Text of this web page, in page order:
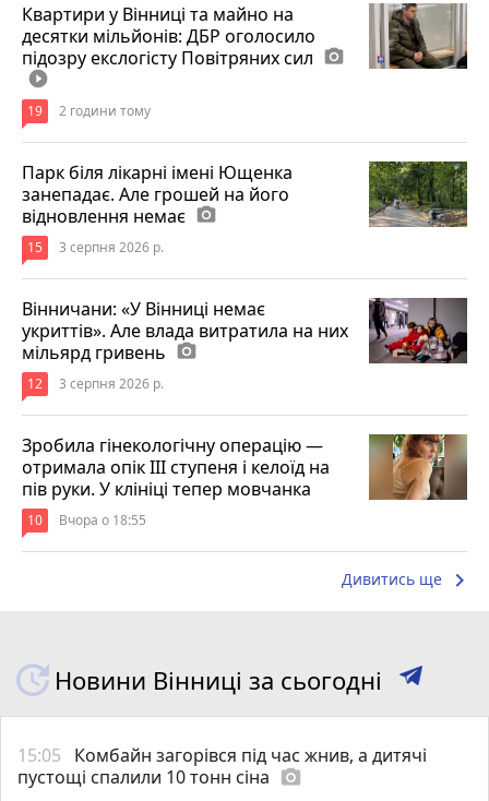
Квартири у Вінниці та майно на
десятки мільйонів: ДБР оголосило
підозру екслогісту Повітряних сил photo_camera
play_circle_filled
19 2 години тому
Парк біля лікарні імені Ющенка
занепадає. Але грошей на його
відновлення немає photo_camera
15 3 серпня 2026 р.
Вінничани: «У Вінниці немає
укриттів». Але влада витратила на них
мільярд гривень photo_camera
12 3 серпня 2026 р.
Зробила гінекологічну операцію —
отримала опік ІІІ ступеня і келоїд на
пів руки. У клініці тепер мовчанка
10 Вчора о 18:55
Дивитись ще keyboard_arrow_right
Новини Вінниці за сьогодні
15:05
Комбайн загорівся під час жнив, а дитячі
пустощі спалили 10 тонн сіна photo_camera